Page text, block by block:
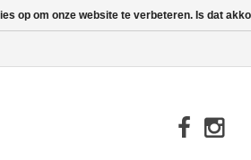
op om onze website te verbeteren. Is dat